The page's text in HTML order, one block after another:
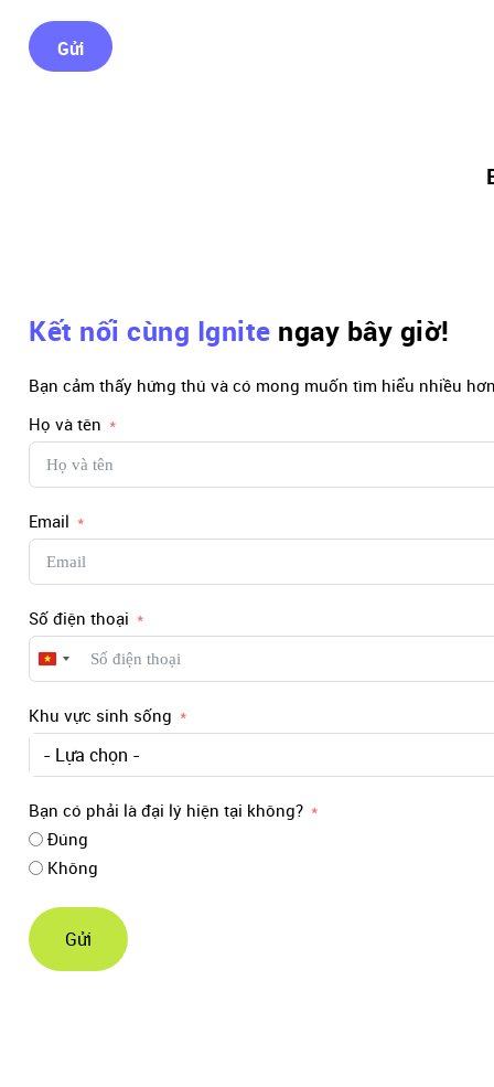
Gửi
Kết nối cùng Ignite ngay bây giờ!
Bạn cảm thấy hứng thú và có mong muốn tìm hiểu nhiều
Họ và tên
Email
Số điện thoại
Vietnam
+84
Khu vực sinh sống
- Lựa chọn -
Bạn có phải là đại lý hiện tại không?
Đúng
Không
Gửi